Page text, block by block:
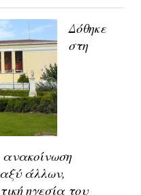
Δόθηκε
στη
άλλων,
ηγεσία του